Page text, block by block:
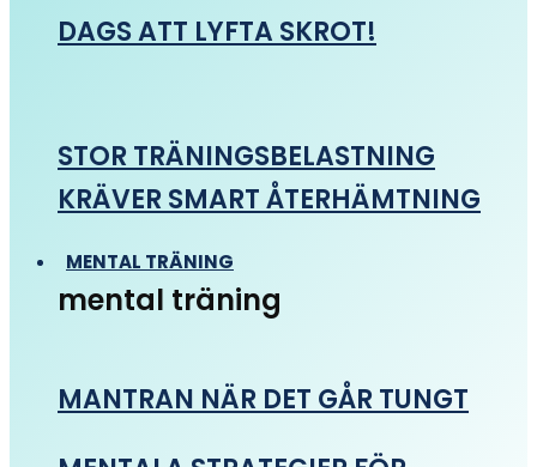
DAGS ATT LYFTA SKROT!
STOR TRÄNINGSBELASTNING
KRÄVER SMART ÅTERHÄMTNING
MENTAL TRÄNING
mental träning
MANTRAN NÄR DET GÅR TUNGT